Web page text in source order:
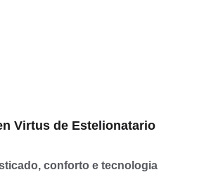
Virtus de Estelionatario
conforto e tecnologia